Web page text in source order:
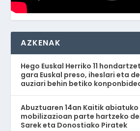
AZKENAK
Hego Euskal Herriko 11
gara Euskal preso, iheslari eta
auziari behin betiko
Abuztuaren 14an Kaitik abiatuko
mobilizazioan parte hartzeko
Sarek eta Donostiako Piratek